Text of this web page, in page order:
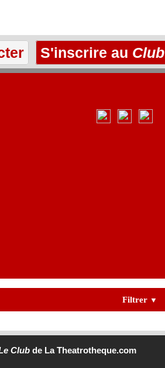
S'inscrire au Club
Filtrer ▼
Club de La Theatrotheque.com